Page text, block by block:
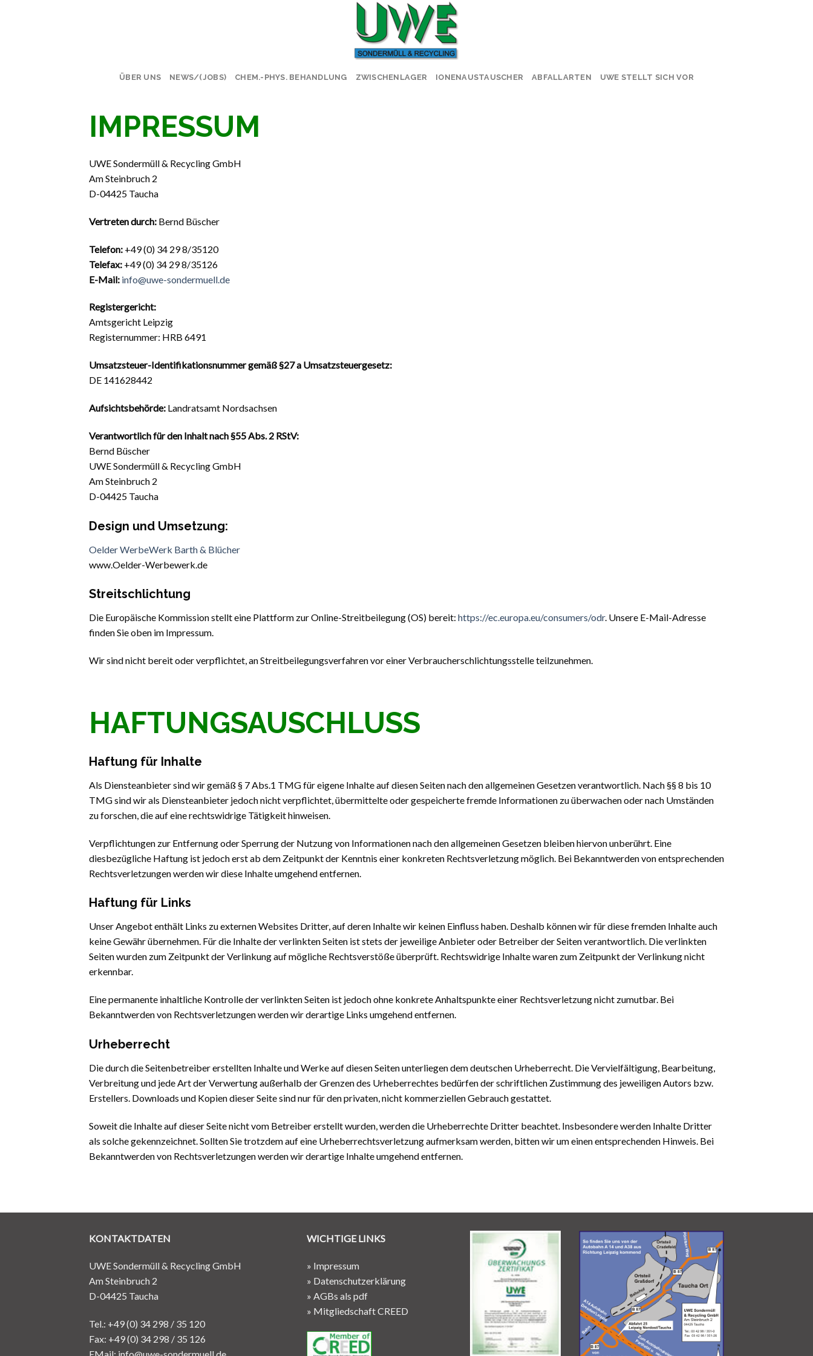
ÜBER UNS NEWS/(JOBS) CHEM.-PHYS. BEHANDLUNG ZWISCHENLAGER IONENAUSTAUSCHER ABFALLARTEN UWE STELLT SICH VOR
IMPRESSUM
UWE Sondermüll & Recycling GmbH
Am Steinbruch 2
D-04425 Taucha
Vertreten durch: Bernd Büscher
Telefon: +49 (0) 34 29 8/35120
Telefax: +49 (0) 34 29 8/35126
E-Mail: info@uwe-sondermuell.de
Registergericht:
Amtsgericht Leipzig
Registernummer: HRB 6491
Umsatzsteuer-Identifikationsnummer gemäß §27 a Umsatzsteuergesetz:
DE 141628442
Aufsichtsbehörde: Landratsamt Nordsachsen
Verantwortlich für den Inhalt nach §55 Abs. 2 RStV:
Bernd Büscher
UWE Sondermüll & Recycling GmbH
Am Steinbruch 2
D-04425 Taucha
Design und Umsetzung:
Oelder WerbeWerk Barth & Blücher
www.Oelder-Werbewerk.de
Streitschlichtung
Die Europäische Kommission stellt eine Plattform zur Online-Streitbeilegung (OS) bereit: https://ec.europa.eu/consumers/odr. Unsere E-Mail-Adresse
finden Sie oben im Impressum.
Wir sind nicht bereit oder verpflichtet, an Streitbeilegungsverfahren vor einer Verbraucherschlichtungsstelle teilzunehmen.
HAFTUNGSAUSCHLUSS
Haftung für Inhalte
Als Diensteanbieter sind wir gemäß § 7 Abs.1 TMG für eigene Inhalte auf diesen Seiten nach den allgemeinen Gesetzen verantwortlich. Nach §§ 8 bis 10
TMG sind wir als Diensteanbieter jedoch nicht verpflichtet, übermittelte oder gespeicherte fremde Informationen zu überwachen oder nach Umständen
zu forschen, die auf eine rechtswidrige Tätigkeit hinweisen.
Verpflichtungen zur Entfernung oder Sperrung der Nutzung von Informationen nach den allgemeinen Gesetzen bleiben hiervon unberührt. Eine
diesbezügliche Haftung ist jedoch erst ab dem Zeitpunkt der Kenntnis einer konkreten Rechtsverletzung möglich. Bei Bekanntwerden von entsprechenden
Rechtsverletzungen werden wir diese Inhalte umgehend entfernen.
Haftung für Links
Unser Angebot enthält Links zu externen Websites Dritter, auf deren Inhalte wir keinen Einfluss haben. Deshalb können wir für diese fremden Inhalte auch
keine Gewähr übernehmen. Für die Inhalte der verlinkten Seiten ist stets der jeweilige Anbieter oder Betreiber der Seiten verantwortlich. Die verlinkten
Seiten wurden zum Zeitpunkt der Verlinkung auf mögliche Rechtsverstöße überprüft. Rechtswidrige Inhalte waren zum Zeitpunkt der Verlinkung nicht
erkennbar.
Eine permanente inhaltliche Kontrolle der verlinkten Seiten ist jedoch ohne konkrete Anhaltspunkte einer Rechtsverletzung nicht zumutbar. Bei
Bekanntwerden von Rechtsverletzungen werden wir derartige Links umgehend entfernen.
Urheberrecht
Die durch die Seitenbetreiber erstellten Inhalte und Werke auf diesen Seiten unterliegen dem deutschen Urheberrecht. Die Vervielfältigung, Bearbeitung,
Verbreitung und jede Art der Verwertung außerhalb der Grenzen des Urheberrechtes bedürfen der schriftlichen Zustimmung des jeweiligen Autors bzw.
Erstellers. Downloads und Kopien dieser Seite sind nur für den privaten, nicht kommerziellen Gebrauch gestattet.
Soweit die Inhalte auf dieser Seite nicht vom Betreiber erstellt wurden, werden die Urheberrechte Dritter beachtet. Insbesondere werden Inhalte Dritter
als solche gekennzeichnet. Sollten Sie trotzdem auf eine Urheberrechtsverletzung aufmerksam werden, bitten wir um einen entsprechenden Hinweis. Bei
Bekanntwerden von Rechtsverletzungen werden wir derartige Inhalte umgehend entfernen.
KONTAKTDATEN
UWE Sondermüll & Recycling GmbH
Am Steinbruch 2
D-04425 Taucha
Tel.: +49 (0) 34 298 / 35 120
Fax: +49 (0) 34 298 / 35 126
WICHTIGE LINKS
» Impressum
» Datenschutzerklärung
» AGBs als pdf
» Mitgliedschaft CREED